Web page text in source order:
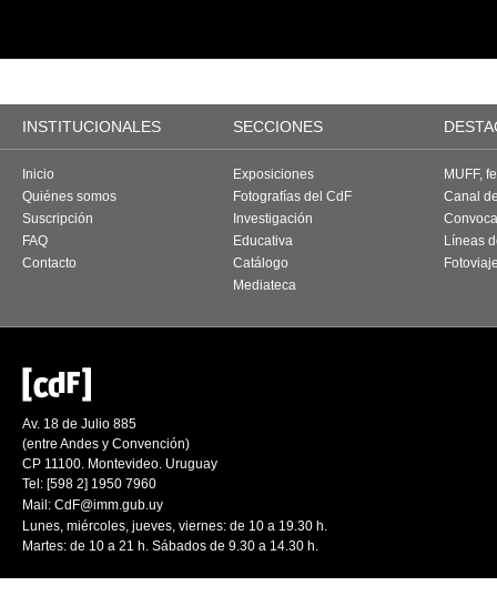
INSTITUCIONALES SECCIONES
Inicio
Quiénes somos
Suscripción
FAQ
Contacto
Exposiciones
Fotografías del CdF
Investigación
Educativa
Catálogo
Mediateca
MUFF,
Canal
Líneas
Av. 18 de Julio 885
(entre Andes y Convención)
CP 11100. Montevideo. Uruguay
Tel: [598 2] 1950 7960
Mail: CdF@imm.gub.uy
Lunes, miércoles, jueves, viernes: de 10 a 19.30 h.
Martes: de 10 a 21 h. Sábados de 9.30 a 14.30 h.